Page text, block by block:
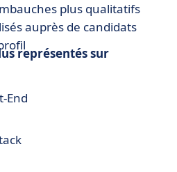
plus qualitatifs
auprès de candidats
représentés sur
End